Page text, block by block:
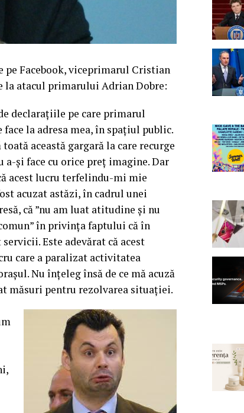
pe Facebook, viceprimarul Cristian
la atacul primarului Adrian Dobre:
declarațiile pe care primarul
face la adresa mea, în spațiul public.
această gargară la care recurge
și face cu orice preț imagine. Dar
acest lucru terfelindu-mi mie
acuzat astăzi, în cadrul unei
că ”nu am luat atitudine și nu
în privința faptului că în
Este adevărat că acest
care a paralizat activitatea
Nu înțeleg însă de ce mă acuză
măsuri pentru rezolvarea situației.